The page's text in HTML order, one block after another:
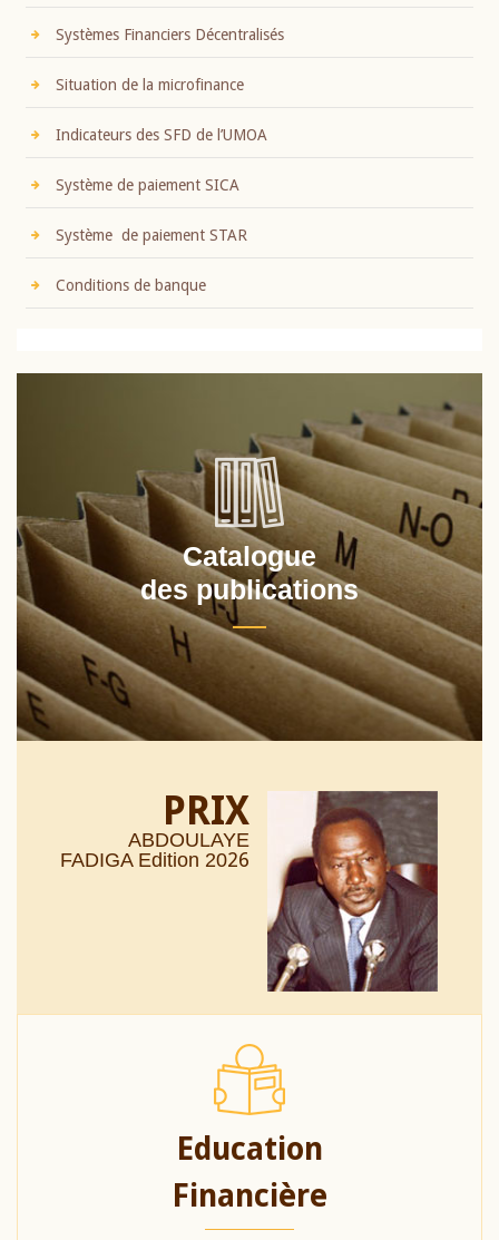
Systèmes Financiers Décentralisés
Situation de la microfinance
Indicateurs des SFD de l’UMOA
Système de paiement SICA
Système de paiement STAR
Conditions de banque
Catalogue
des publications
PRIX
ABDOULAYE
FADIGA Edition 2026
Education
Financière